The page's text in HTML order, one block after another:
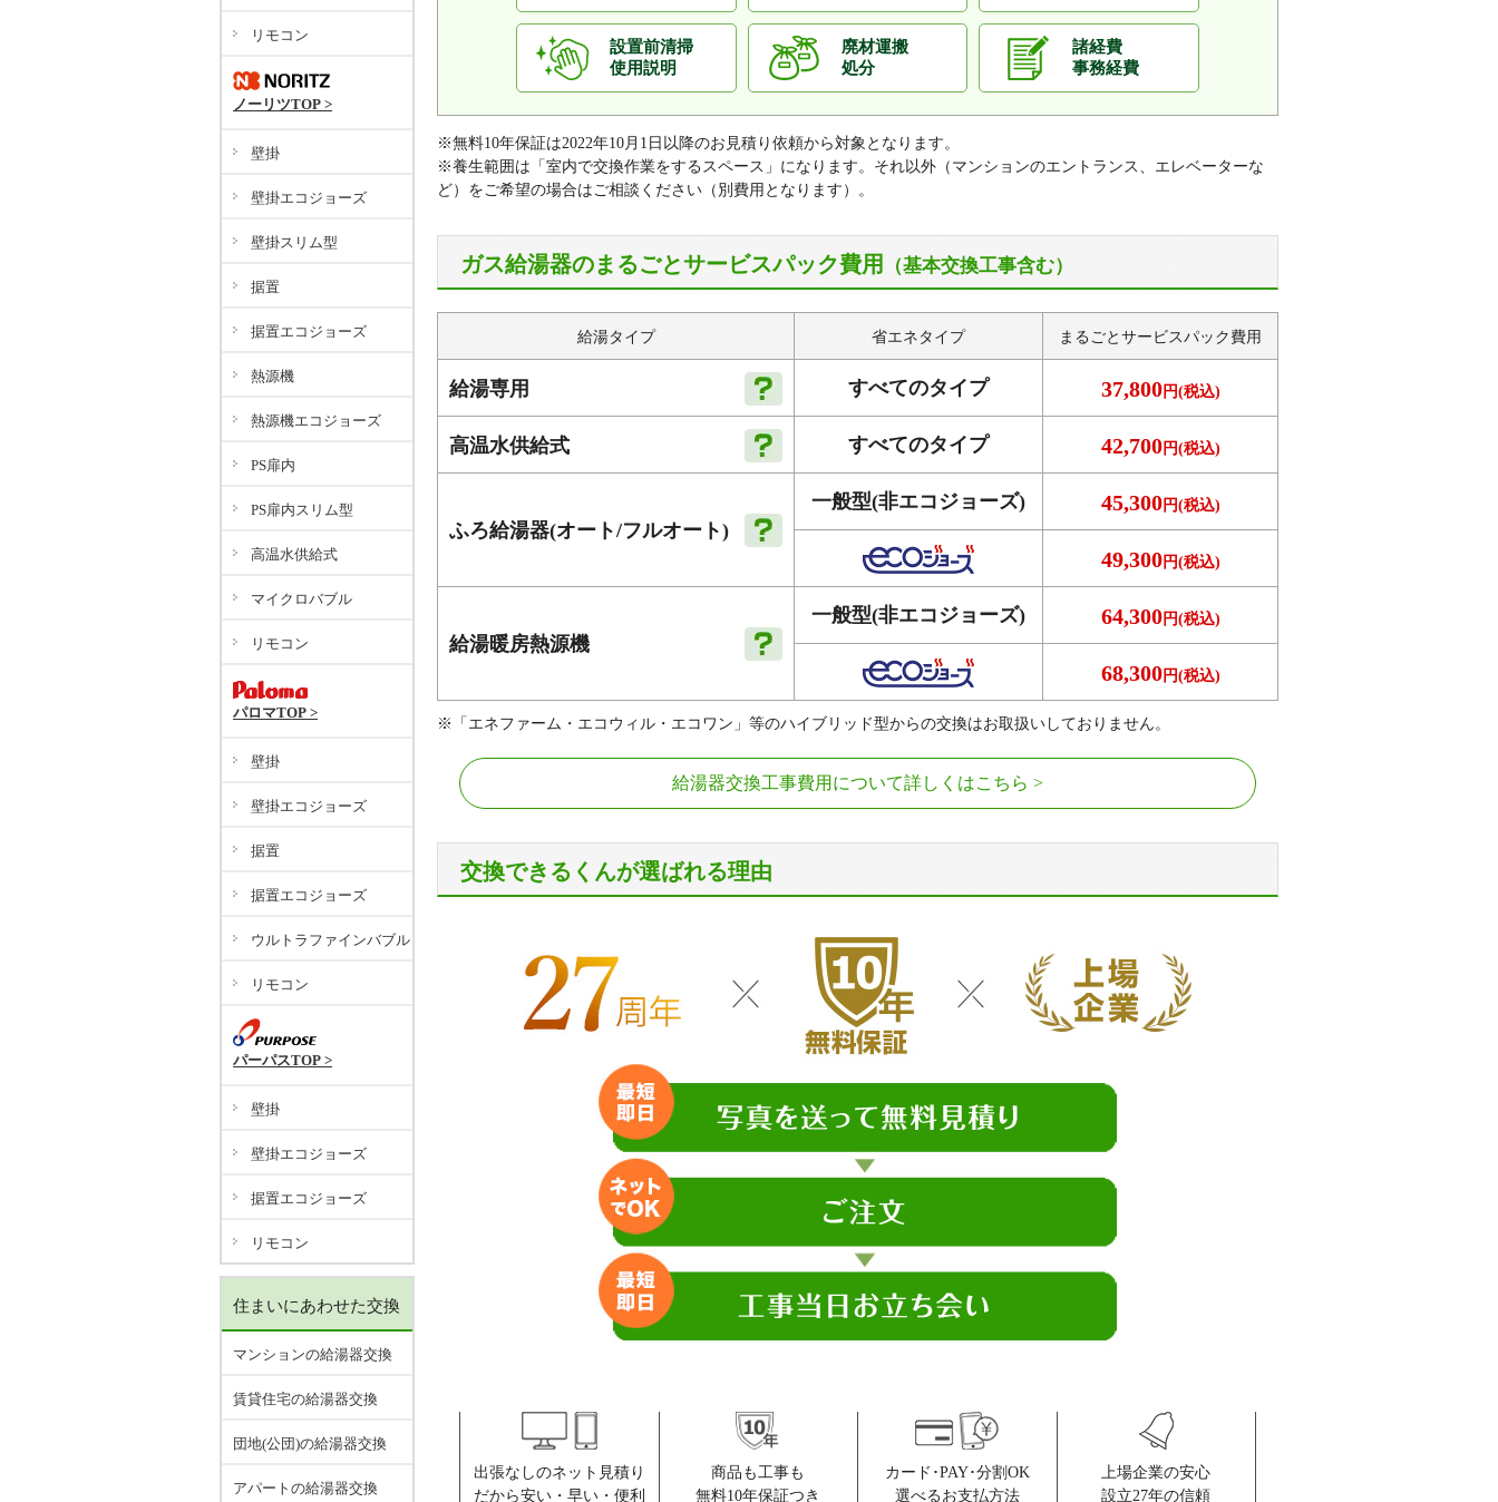
設置前清掃
使用説明
廃材運搬
処分
諸経費
事務経費
※無料10年保証は2022年10月1日以降のお見積り依頼から対象となります。
※養生範囲は「室内で交換作業をするスペース」になります。それ以外（マンションのエントランス、エレベーターな
ど）をご希望の場合はご相談ください（別費用となります）。
ガス給湯器のまるごとサービスパック費用 （基本交換工事含む）
給湯タイプ 省エネタイプ まるごとサービスパック費用
給湯専用 すべてのタイプ 37,800円(税込)
高温水供給式 すべてのタイプ 42,700円(税込)
ふろ給湯器(オート/フルオート)
一般型(非エコジョーズ) 45,300円(税込)
49,300円(税込)
給湯暖房熱源機
一般型(非エコジョーズ) 64,300円(税込)
68,300円(税込)
※「エネファーム・エコウィル・エコワン」等のハイブリッド型からの交換はお取扱いしておりません。
給湯器交換工事費用について詳しくはこちら
交換できるくんが選ばれる理由
出張なしのネット見積り
だから安い・早い・便利
商品も工事も
無料10年保証つき
カード･PAY･分割OK
選べるお支払方法
上場企業の安心
設立27年の信頼
リモコン
ノーリツTOP >
壁掛
壁掛エコジョーズ
壁掛スリム型
据置
据置エコジョーズ
熱源機
熱源機エコジョーズ
PS扉内
PS扉内スリム型
高温水供給式
マイクロバブル
リモコン
パロマTOP >
壁掛
壁掛エコジョーズ
据置
据置エコジョーズ
ウルトラファインバブル
リモコン
パーパスTOP >
壁掛
壁掛エコジョーズ
据置エコジョーズ
リモコン
住まいにあわせた交換
マンションの給湯器交換
賃貸住宅の給湯器交換
団地(公団)の給湯器交換
アパートの給湯器交換